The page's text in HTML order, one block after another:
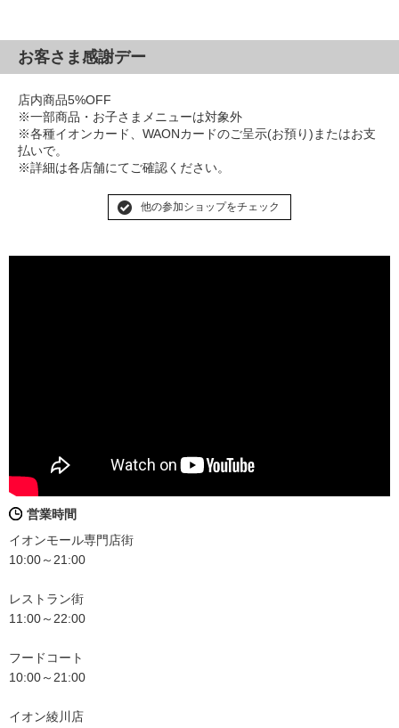
お客さま感謝デー
店内商品5%OFF
※一部商品・お子さまメニューは対象外
※各種イオンカード、WAONカードのご呈示(お預り)またはお支
払いで。
※詳細は各店舗にてご確認ください。
他の参加ショップをチェック
営業時間
イオンモール専門店街
10:00～21:00
レストラン街
11:00～22:00
フードコート
10:00～21:00
イオン綾川店